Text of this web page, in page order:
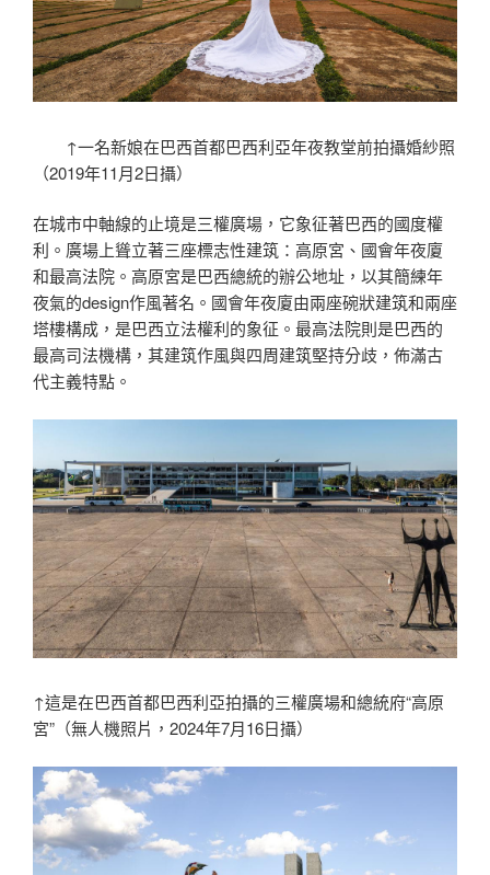
↑一名新娘在巴西首都巴西利亞年夜教堂前拍攝婚紗照
（2019年11月2日攝）
在城市中軸線的止境是三權廣場，它象征著巴西的國度權
利。廣場上聳立著三座標志性建筑：高原宮、國會年夜廈
和最高法院。高原宮是巴西總統的辦公地址，以其簡練年
夜氣的design作風著名。國會年夜廈由兩座碗狀建筑和兩座
塔樓構成，是巴西立法權利的象征。最高法院則是巴西的
最高司法機構，其建筑作風與四周建筑堅持分歧，佈滿古
代主義特點。
↑這是在巴西首都巴西利亞拍攝的三權廣場和總統府“高原
宮”（無人機照片，2024年7月16日攝）